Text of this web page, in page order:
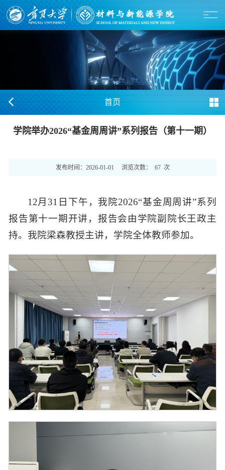
首页
学院举办2026“基金周周讲”系列报告（第十一期）
发布时间： 2026-01-01 浏览次数： 67 次
12月31日下午，我院2026“基金周周讲”系列
报告第十一期开讲，报告会由学院副院长王政主
持。我院梁森教授主讲，学院全体教师参加。